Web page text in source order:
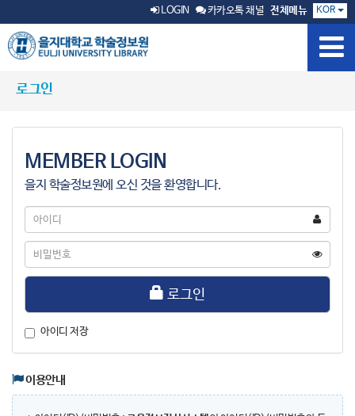
LOGIN 카카오톡 채널 전체메뉴 KOR
로그인
MEMBER LOGIN
을지 학술정보원에 오신 것을 환영합니다.
아
디
비
번
로그인
아이디 저장
이용안내